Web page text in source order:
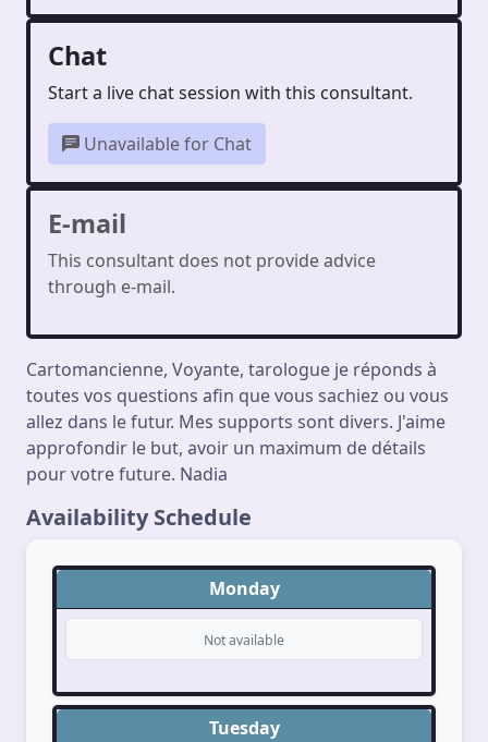
Chat
Start a live chat session with this consultant.
Unavailable for Chat
E-mail
This consultant does not provide advice
through e-mail.
Cartomancienne, Voyante, tarologue je réponds à
toutes vos questions afin que vous sachiez ou vous
allez dans le futur. Mes supports sont divers. J'aime
approfondir le but, avoir un maximum de détails
pour votre future. Nadia
Availability Schedule
Monday
Not available
Tuesday